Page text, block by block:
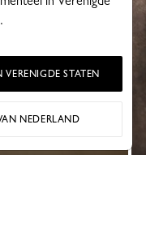
STATEN
NEDERLAND